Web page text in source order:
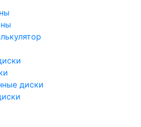
диски